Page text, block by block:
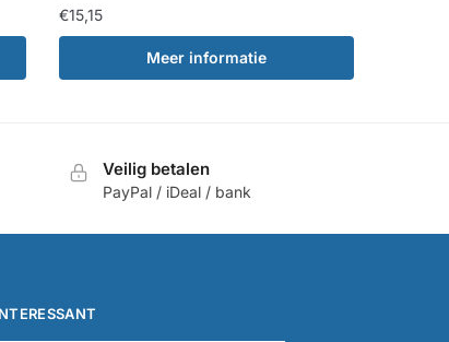
€15,15
Meer informatie
Veilig betalen
PayPal / iDeal / bank